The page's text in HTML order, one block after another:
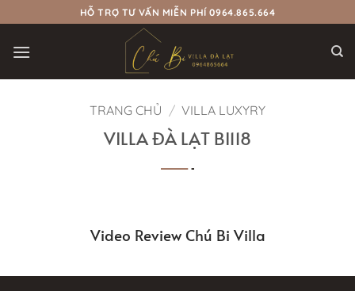
qua
nội
HỖ TRỢ TƯ VẤN MIỄN PHÍ 0964.865.664
TRANG CHỦ / VILLA LUXYRY
VILLA ĐÀ LẠT BI118
Video Review Chú Bi Villa